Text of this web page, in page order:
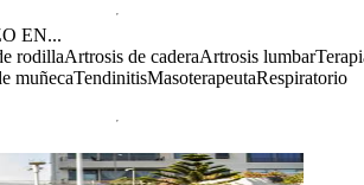
EN...
rodillaArtrosis de caderaArtrosis lumbar
muñecaTendinitisMasoterapeutaRespiratorio